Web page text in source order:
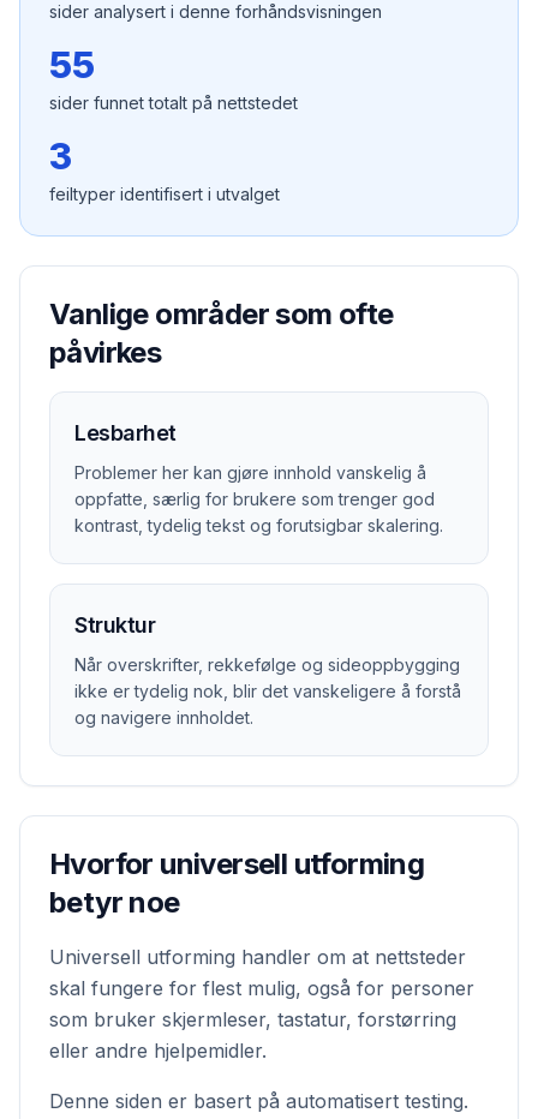
sider analysert i denne forhåndsvisningen
55
sider funnet totalt på nettstedet
3
feiltyper identifisert i utvalget
Vanlige områder som ofte
påvirkes
Lesbarhet
Problemer her kan gjøre innhold vanskelig å
oppfatte, særlig for brukere som trenger god
kontrast, tydelig tekst og forutsigbar skalering.
Struktur
Når overskrifter, rekkefølge og sideoppbygging
ikke er tydelig nok, blir det vanskeligere å forstå
og navigere innholdet.
Hvorfor universell utforming
betyr noe
Universell utforming handler om at nettsteder
skal fungere for flest mulig, også for personer
som bruker skjermleser, tastatur, forstørring
eller andre hjelpemidler.
Denne siden er basert på automatisert testing.